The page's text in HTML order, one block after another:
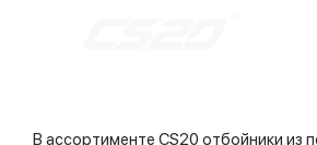
В ассортименте CS20 отбойники из